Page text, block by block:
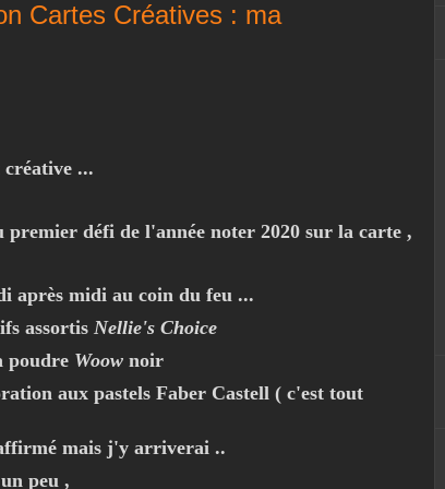
Cartes Créatives : ma
créative ...
défi de l'année noter 2020 sur la carte ,
après midi au coin du feu ...
assortis Nellie's Choice
poudre Woow noir
aux pastels Faber Castell ( c'est tout
mais j'y arriverai ..
peu ,